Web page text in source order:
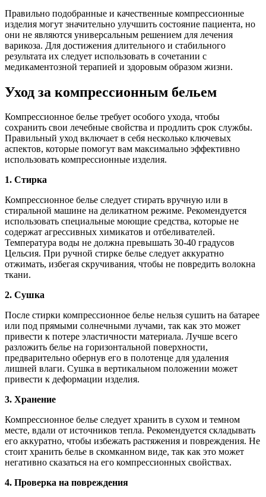
Правильно подобранные и качественные компрессионные
изделия могут значительно улучшить состояние пациента, но
они не являются универсальным решением для лечения
варикоза. Для достижения длительного и стабильного
результата их следует использовать в сочетании с
медикаментозной терапией и здоровым образом жизни.
Уход за компрессионным бельем
Компрессионное белье требует особого ухода, чтобы
сохранить свои лечебные свойства и продлить срок службы.
Правильный уход включает в себя несколько ключевых
аспектов, которые помогут вам максимально эффективно
использовать компрессионные изделия.
1. Стирка
Компрессионное белье следует стирать вручную или в
стиральной машине на деликатном режиме. Рекомендуется
использовать специальные моющие средства, которые не
содержат агрессивных химикатов и отбеливателей.
Температура воды не должна превышать 30-40 градусов
Цельсия. При ручной стирке белье следует аккуратно
отжимать, избегая скручивания, чтобы не повредить волокна
ткани.
2. Сушка
После стирки компрессионное белье нельзя сушить на батарее
или под прямыми солнечными лучами, так как это может
привести к потере эластичности материала. Лучше всего
разложить белье на горизонтальной поверхности,
предварительно обернув его в полотенце для удаления
лишней влаги. Сушка в вертикальном положении может
привести к деформации изделия.
3. Хранение
Компрессионное белье следует хранить в сухом и темном
месте, вдали от источников тепла. Рекомендуется складывать
его аккуратно, чтобы избежать растяжения и повреждения. Не
стоит хранить белье в скомканном виде, так как это может
негативно сказаться на его компрессионных свойствах.
4. Проверка на повреждения